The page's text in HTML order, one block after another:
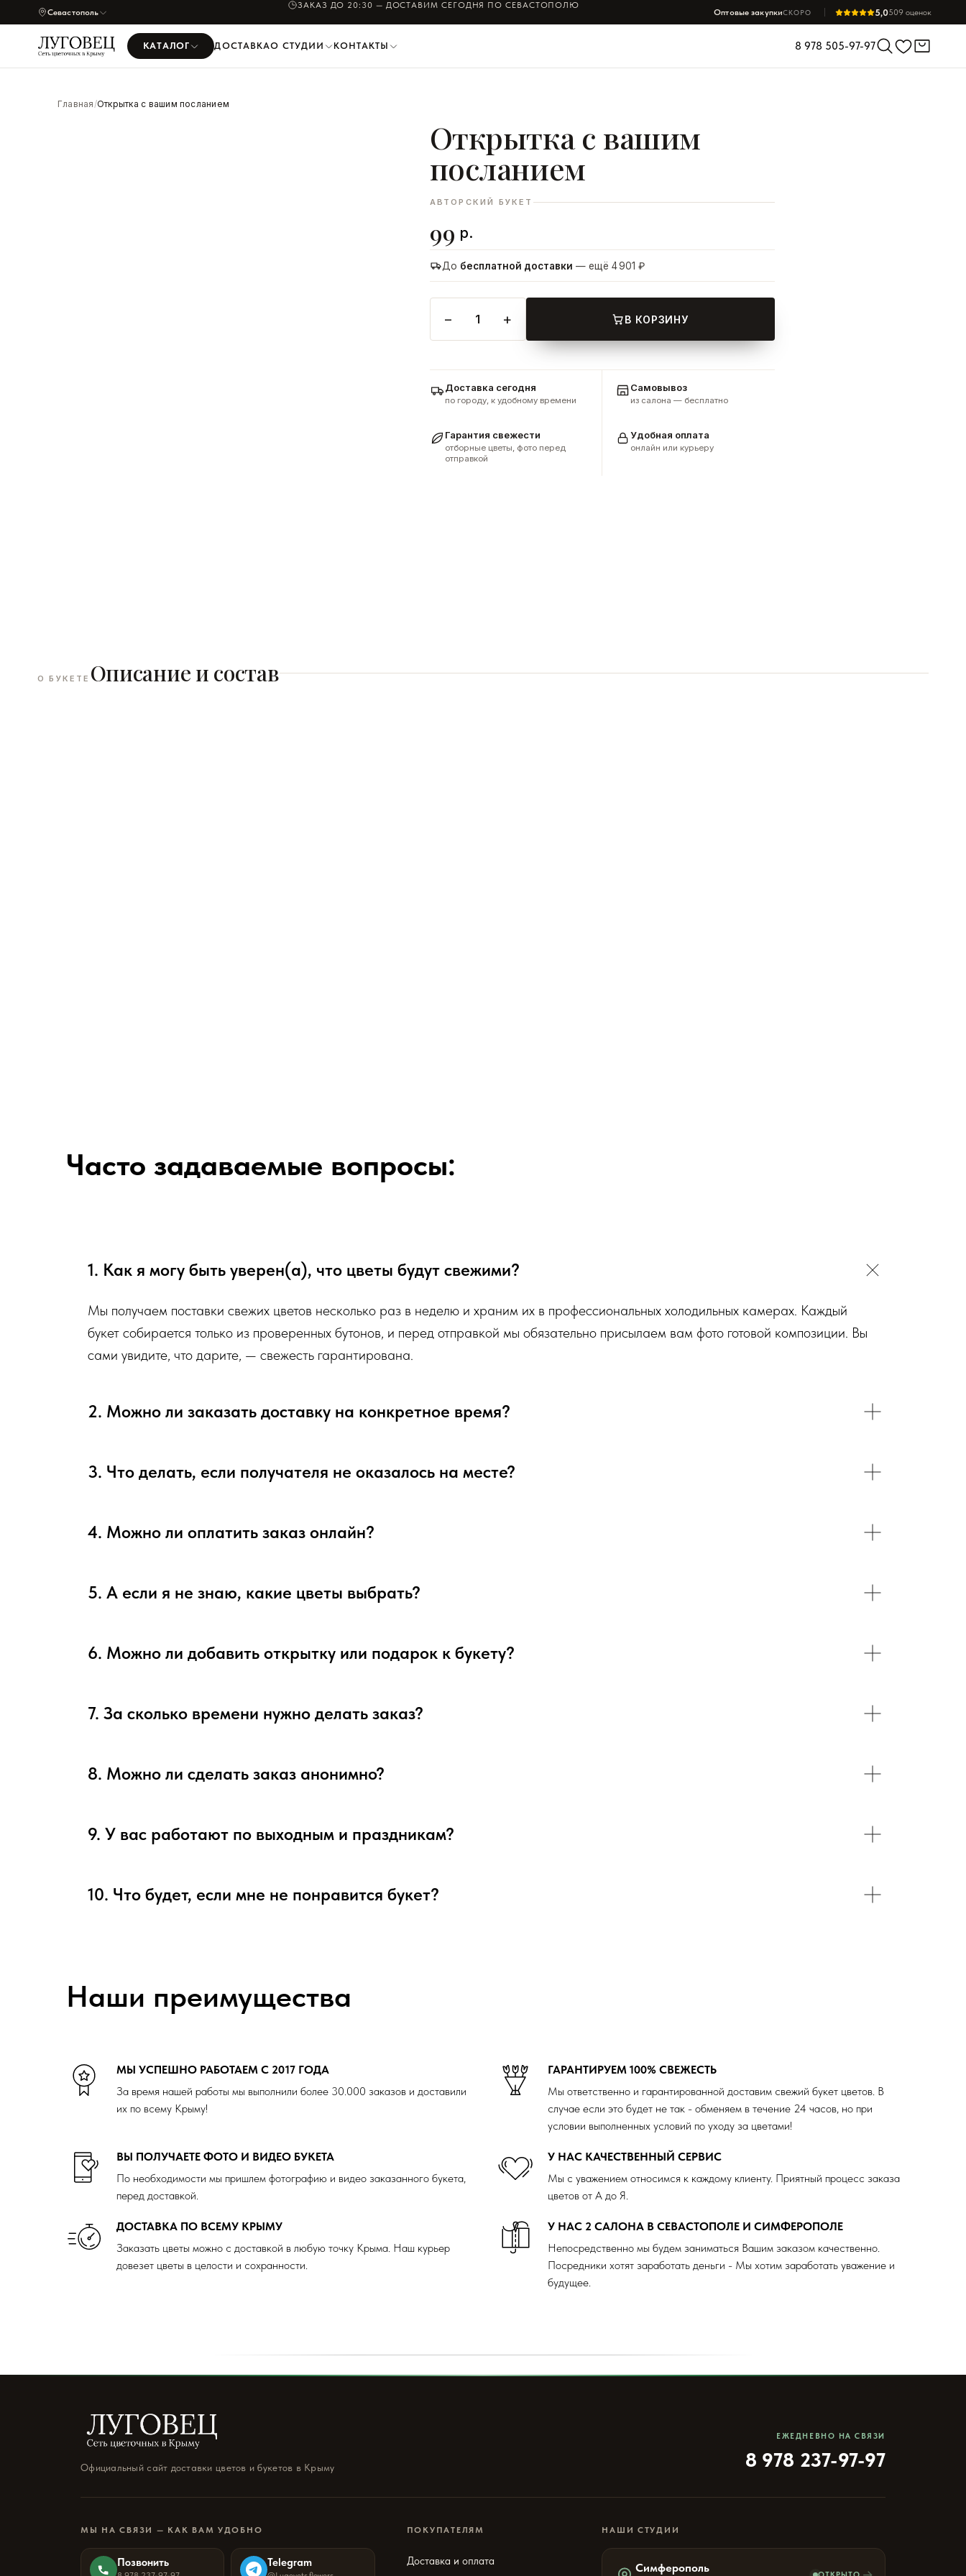
Севастополь ЗАКАЗ ДО 20:30 — ДОСТАВИМ СЕГОДНЯ ПО СЕВАСТОПОЛЮ
ПРИШЛЁМ ФОТО БУКЕТА ПЕРЕД ОТПРАВКОЙ — СОГЛАСУЕТЕ ЛИЧНО
Оптовые закупкиСКОРО 5,0509 оценок
КАТАЛОГ ДОСТАВКАО СТУДИИ КОНТАКТЫ 8 978 505-97-97
Главная/Открытка с вашим посланием
УВЕЛИЧИТЬ
Открытка с вашим
посланием
АВТОРСКИЙ БУКЕТ
99 р.
До бесплатной доставки — ещё 4 901 ₽
− 1 + В КОРЗИНУ
Доставка сегодня
по городу, к удобному времени
Самовывоз
из салона — бесплатно
Гарантия свежести
отборные цветы, фото перед
отправкой
Удобная оплата
онлайн или курьеру
О БУКЕТЕ Описание и состав
Часто задаваемые вопросы:
1. Как я могу быть уверен(а), что цветы будут свежими?
Мы получаем поставки свежих цветов несколько раз в неделю и храним их в профессиональных холодильных камерах. Каждый
букет собирается только из проверенных бутонов, и перед отправкой мы обязательно присылаем вам фото готовой композиции. Вы
сами увидите, что дарите, — свежесть гарантирована.
2. Можно ли заказать доставку на конкретное время?
3. Что делать, если получателя не оказалось на месте?
4. Можно ли оплатить заказ онлайн?
5. А если я не знаю, какие цветы выбрать?
6. Можно ли добавить открытку или подарок к букету?
7. За сколько времени нужно делать заказ?
8. Можно ли сделать заказ анонимно?
9. У вас работают по выходным и праздникам?
10. Что будет, если мне не понравится букет?
Наши преимущества
МЫ УСПЕШНО РАБОТАЕМ С 2017 ГОДА
За время нашей работы мы выполнили более 30.000 заказов и доставили
их по всему Крыму!
ГАРАНТИРУЕМ 100% СВЕЖЕСТЬ
Мы ответственно и гарантированной доставим свежий букет цветов. В
случае если это будет не так - обменяем в течение 24 часов, но при
условии выполненных условий по уходу за цветами!
ВЫ ПОЛУЧАЕТЕ ФОТО И ВИДЕО БУКЕТА
По необходимости мы пришлем фотографию и видео заказанного букета,
перед доставкой.
У НАС КАЧЕСТВЕННЫЙ СЕРВИС
Мы с уважением относимся к каждому клиенту. Приятный процесс заказа
цветов от А до Я.
ДОСТАВКА ПО ВСЕМУ КРЫМУ
Заказать цветы можно с доставкой в любую точку Крыма. Наш курьер
довезет цветы в целости и сохранности.
У НАС 2 САЛОНА В СЕВАСТОПОЛЕ И СИМФЕРОПОЛЕ
Непосредственно мы будем заниматься Вашим заказом качественно.
Посредники хотят заработать деньги - Мы хотим заработать уважение и
будущее.
Официальный сайт доставки цветов и букетов в Крыму
ЕЖЕДНЕВНО НА СВЯЗИ
8 978 237-97-97
МЫ НА СВЯЗИ — КАК ВАМ УДОБНО
Позвонить Telegram
ПОКУПАТЕЛЯМ
Доставка и оплата
НАШИ СТУДИИ
Симферополь